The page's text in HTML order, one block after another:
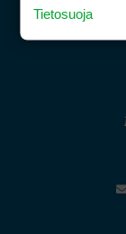
Tietosuoja